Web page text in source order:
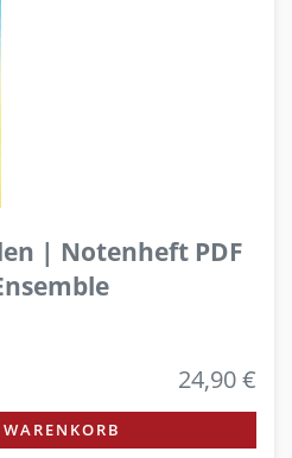
| Notenheft PDF
24,90 €